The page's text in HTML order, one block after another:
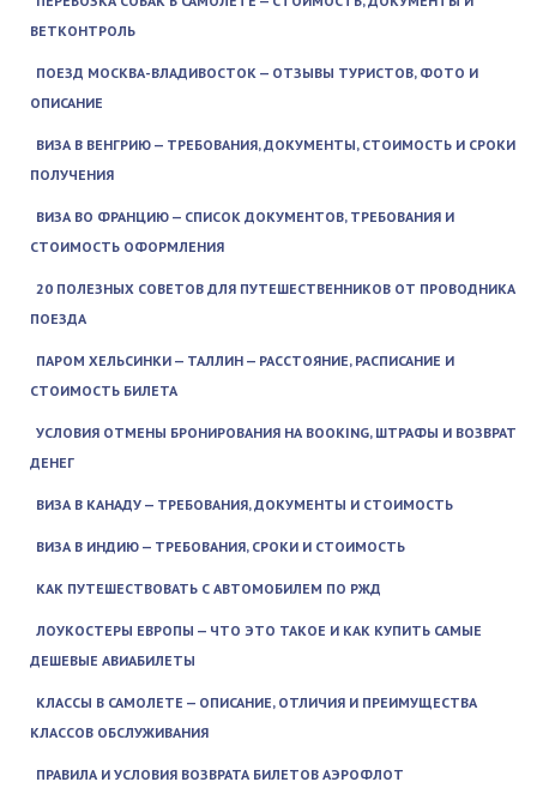
ВЕТКОНТРОЛЬ
ПОЕЗД МОСКВА-ВЛАДИВОСТОК — ОТЗЫВЫ ТУРИСТОВ, ФОТО И
ОПИСАНИЕ
ВИЗА В ВЕНГРИЮ — ТРЕБОВАНИЯ, ДОКУМЕНТЫ, СТОИМОСТЬ И СРОКИ
ПОЛУЧЕНИЯ
ВИЗА ВО ФРАНЦИЮ — СПИСОК ДОКУМЕНТОВ, ТРЕБОВАНИЯ И
СТОИМОСТЬ ОФОРМЛЕНИЯ
20 ПОЛЕЗНЫХ СОВЕТОВ ДЛЯ ПУТЕШЕСТВЕННИКОВ ОТ ПРОВОДНИКА
ПОЕЗДА
ПАРОМ ХЕЛЬСИНКИ — ТАЛЛИН — РАССТОЯНИЕ, РАСПИСАНИЕ И
СТОИМОСТЬ БИЛЕТА
УСЛОВИЯ ОТМЕНЫ БРОНИРОВАНИЯ НА BOOKING, ШТРАФЫ И ВОЗВРАТ
ДЕНЕГ
ВИЗА В КАНАДУ — ТРЕБОВАНИЯ, ДОКУМЕНТЫ И СТОИМОСТЬ
ВИЗА В ИНДИЮ — ТРЕБОВАНИЯ, СРОКИ И СТОИМОСТЬ
КАК ПУТЕШЕСТВОВАТЬ С АВТОМОБИЛЕМ ПО РЖД
ЛОУКОСТЕРЫ ЕВРОПЫ — ЧТО ЭТО ТАКОЕ И КАК КУПИТЬ САМЫЕ
ДЕШЕВЫЕ АВИАБИЛЕТЫ
КЛАССЫ В САМОЛЕТЕ — ОПИСАНИЕ, ОТЛИЧИЯ И ПРЕИМУЩЕСТВА
КЛАССОВ ОБСЛУЖИВАНИЯ
ПРАВИЛА И УСЛОВИЯ ВОЗВРАТА БИЛЕТОВ АЭРОФЛОТ